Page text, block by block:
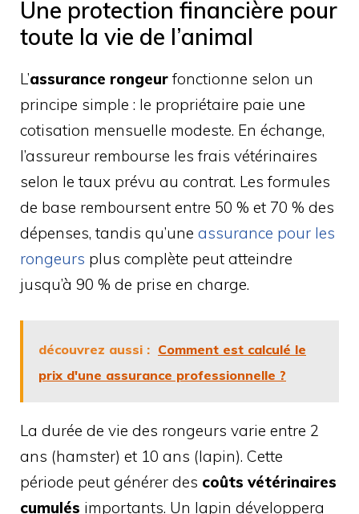
Une protection financière pour
toute la vie de l’animal
L’assurance rongeur fonctionne selon un
principe simple : le propriétaire paie une
cotisation mensuelle modeste. En échange,
l’assureur rembourse les frais vétérinaires
selon le taux prévu au contrat. Les formules
de base remboursent entre 50 % et 70 % des
dépenses, tandis qu’une assurance pour les
rongeurs plus complète peut atteindre
jusqu’à 90 % de prise en charge.
découvrez aussi : Comment est calculé le
prix d'une assurance professionnelle ?
La durée de vie des rongeurs varie entre 2
ans (hamster) et 10 ans (lapin). Cette
période peut générer des coûts vétérinaires
cumulés importants. Un lapin développera